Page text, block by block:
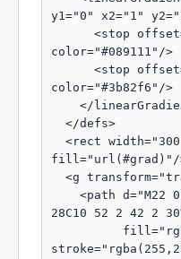
y1="0" x2="1"
color="#089111"/>
color="#3b82f6"/>
fill="url(#grad)"/
28C10 52 2 42 2